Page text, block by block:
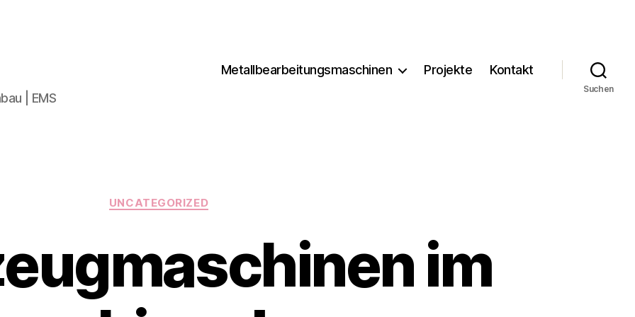
| EMS
Metallbearbeitungsmaschinen Projekte Kontakt
Suchen
Kategorien
UNCATEGORIZED
im